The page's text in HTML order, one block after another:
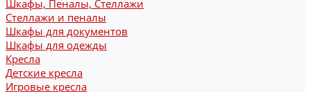
Шкафы, Пеналы, Стеллажи
Стеллажи и пеналы
Шкафы для документов
Шкафы для одежды
Кресла
Детские кресла
Игровые кресла